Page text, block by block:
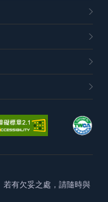
若有欠妥之處，請隨時與